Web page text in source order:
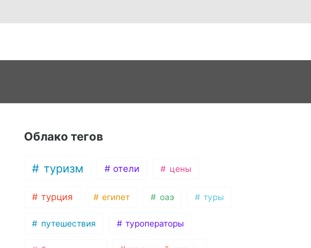
Облако тегов
туризм отели цены
турция египет оаэ туры
путешествия туроператоры